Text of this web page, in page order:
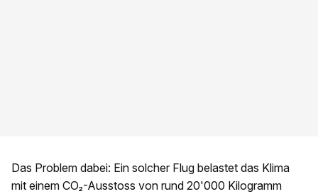
Das Problem dabei: Ein solcher Flug belastet das Klima
mit einem CO₂-Ausstoss von rund 20'000 Kilogramm